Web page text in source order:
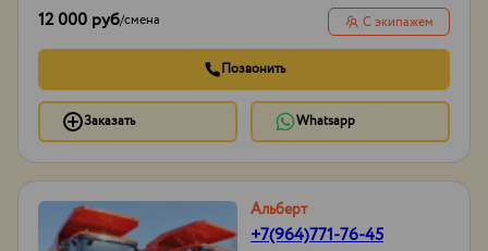
12 000 руб/смена С экипажем
Позвонить
Заказать Whatsapp
Альберт
+7(964)771-76-45